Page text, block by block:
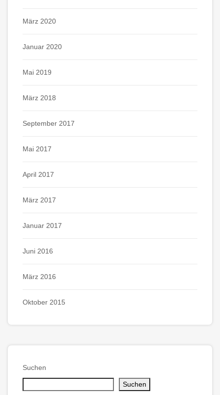
März 2020
Januar 2020
Mai 2019
März 2018
September 2017
Mai 2017
April 2017
März 2017
Januar 2017
Juni 2016
März 2016
Oktober 2015
Suchen
Suchen